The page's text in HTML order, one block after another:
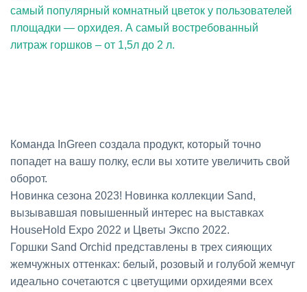
самый популярный комнатный цветок у пользователей
площадки — орхидея. А самый востребованный
литраж горшков – от 1,5л до 2 л.
Команда InGreen создала продукт, который точно
попадет на вашу полку, если вы хотите увеличить свой
оборот.
Новинка сезона 2023! Новинка коллекции Sand,
вызывавшая повышенный интерес на выставках
HouseHold Expo 2022 и Цветы Экспо 2022.
Горшки Sand Orchid представлены в трех сияющих
жемчужных оттенках: белый, розовый и голубой жемчуг
идеально сочетаются с цветущими орхидеями всех